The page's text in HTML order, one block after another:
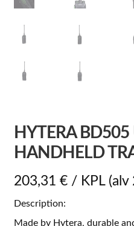
HYTERA BD505
HANDHELD
203,31 €/ KPL (alv
Description:
Made by Hytera, durable